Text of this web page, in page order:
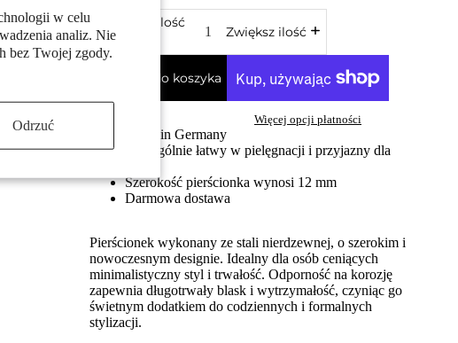
w celu
analiz. Nie
bez Twojej zgody.
Odrzuć
Zmniejsz ilość
Zwiększ ilość
Dodaj do koszyka
Więcej opcji płatności
Made in Germany
Szczególnie łatwy w pielęgnacji i przyjazny dla
Szerokość pierścionka wynosi 12 mm
Darmowa dostawa
Pierścionek wykonany ze stali nierdzewnej, o szerokim i
nowoczesnym designie. Idealny dla osób ceniących
minimalistyczny styl i trwałość. Odporność na korozję
zapewnia długotrwały blask i wytrzymałość, czyniąc go
świetnym dodatkiem do codziennych i formalnych
stylizacji.